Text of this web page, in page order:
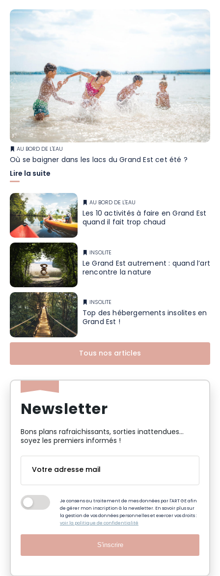
AU BORD DE L'EAU
Où se baigner dans les lacs du Grand Est cet été ?
Lire la suite
AU BORD DE L'EAU
Les 10 activités à faire en Grand Est
quand il fait trop chaud
INSOLITE
Le Grand Est autrement : quand l’art
rencontre la nature
INSOLITE
Top des hébergements insolites en
Grand Est !
Tous nos articles
Newsletter
Bons plans rafraichissants, sorties inattendues…
soyez les premiers informés !
Je consens au traitement de mes données par l'ART GE afin
de gérer mon inscription à la newsletter. En savoir plus sur
la gestion de vos données personnelles et exercer vos droits :
voir la politique de confidentialité
S'inscrire